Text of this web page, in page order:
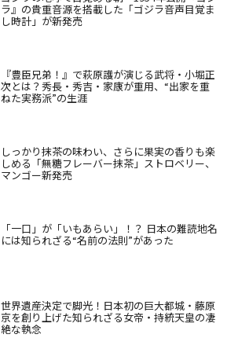
ラ』の貴重音源を搭載した「ゴジラ音声目覚ま
し時計」が新発売
『豊臣兄弟！』で萩原護が演じる武将・小堀正
次とは？秀長・秀吉・家康が重用、“出家を重
ねた実務派”の生涯
しっかり抹茶の味わい、さらに果実の香りも楽
しめる「無糖フレーバー抹茶」ストロベリー、
マンゴー新発売
「一口」が「いもあらい」！？ 日本の難読地名
には知られざる“名前の法則”があった
世界遺産決定で脚光！日本初の巨大都城・藤原
京を創り上げた知られざる女帝・持統天皇の凄
絶な執念